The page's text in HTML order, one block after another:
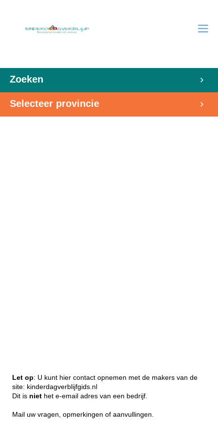
Zoeken
Selecteer provincie
Let op: U kunt hier contact opnemen met de makers van de
site: kinderdagverblijfgids.nl
Dit is niet het e-email adres van een bedrijf.
Mail uw vragen, opmerkingen of aanvullingen.